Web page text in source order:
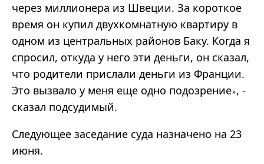
через миллионера из Швеции. За короткое
время он купил двухкомнатную квартиру в
одном из центральных районов Баку. Когда я
спросил, откуда у него эти деньги, он сказал,
что родители прислали деньги из Франции.
Это вызвало у меня еще одно подозрение», -
сказал подсудимый.
Следующее заседание суда назначено на 23
июня.